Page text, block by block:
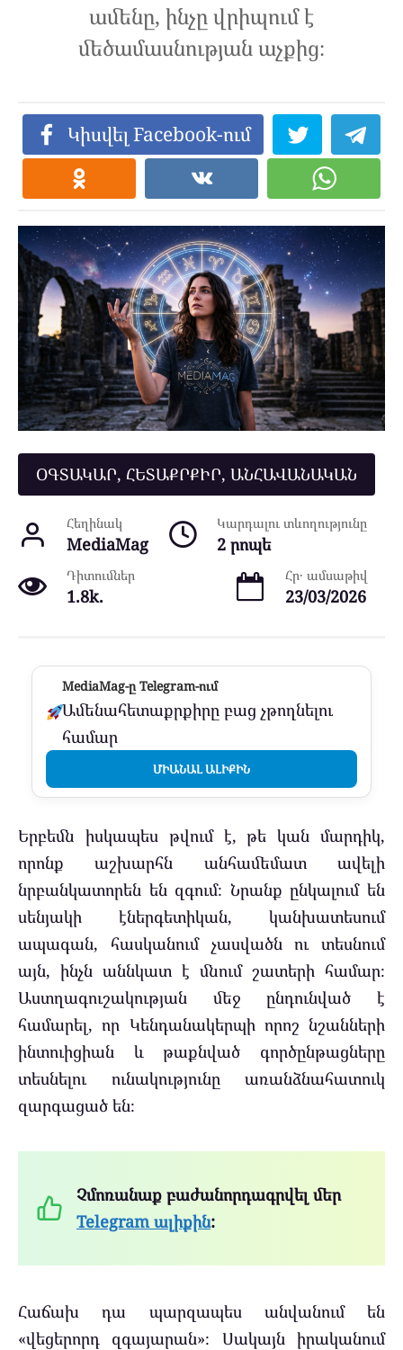
ամենը, ինչը վրիպում է
մեծամասնության աչքից։
Կիսվել Facebook-ում
ՕԳՏԱԿԱՐ, ՀԵՏԱՔՐՔԻՐ, ԱՆՀԱՎԱՆԱԿԱՆ
Հեղինակ
MediaMag
Կարդալու տևողությունը
2 րոպե
Դիտումներ
1.8k.
Հր․ ամսաթիվ
23/03/2026
MediaMag-ը Telegram-ում
Ամենահետաքրքիրը բաց չթողնելու
համար
ՄԻԱՆԱԼ ԱԼԻՔԻՆ
Երբեմն իսկապես թվում է, թե կան մարդիկ,
որոնք աշխարհն անհամեմատ ավելի
նրբանկատորեն են զգում։ Նրանք ընկալում են
սենյակի էներգետիկան, կանխատեսում
ապագան, հասկանում չասվածն ու տեսնում
այն, ինչն աննկատ է մնում շատերի համար։
Աստղագուշակության մեջ ընդունված է
համարել, որ Կենդանակերպի որոշ նշանների
ինտուիցիան և թաքնված գործընթացները
տեսնելու ունակությունը առանձնահատուկ
զարգացած են։
Չմոռանաք բաժանորդագրվել մեր
Telegram ալիքին:
Հաճախ դա պարզապես անվանում են
«վեցերորդ զգայարան»։ Սակայն իրականում